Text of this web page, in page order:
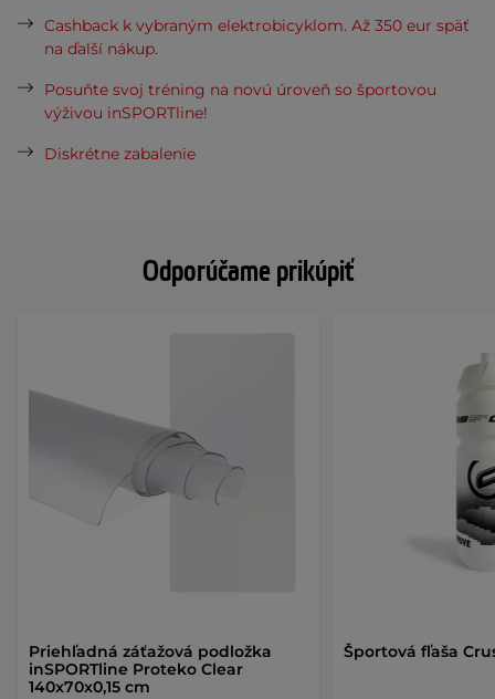
Odporúčame prikúpiť
Priehľadná záťažová podložka
inSPORTline Proteko Clear
140x70x0,15 cm
Športová fľaša
Cashback k vybraným elektrobicyklom. Až 350 eur späť
na ďalší nákup.
Posuňte svoj tréning na novú úroveň so športovou
výživou inSPORTline!
Diskrétne zabalenie